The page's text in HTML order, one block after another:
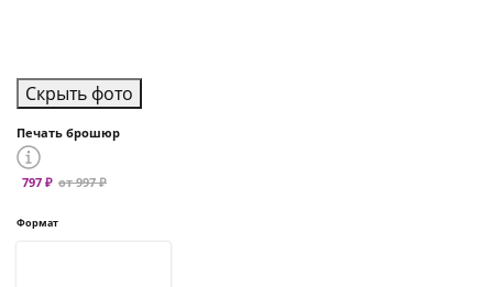
Скрыть фото
Печать брошюр
797 ₽ от 997 ₽
Формат